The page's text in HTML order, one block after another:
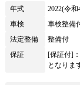
年式 2022(令和
車検
車検整備
法定整備
整備付
保証
[保証付]
となりま